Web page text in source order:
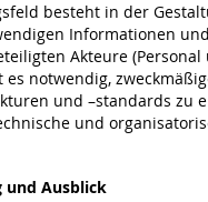
besteht in der
Informationen
Akteure (Personal
notwendig,
und –standards zu
und
und Ausblick